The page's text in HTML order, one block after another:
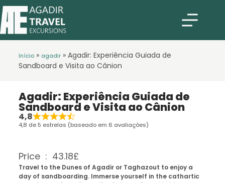
Início» agadir» Agadir: Experiência Guiada de
Sandboard e Visita ao Cânion
Agadir: Experiência Guiada de
Sandboard e Visita ao Cânion
4,8
4,8 de 5 estrelas (baseado em 6 avaliações)
Price : 43.18£
Travel to the Dunes of Agadir or Taghazout to enjoy a
day of sandboarding. Immerse yourself in the cathartic